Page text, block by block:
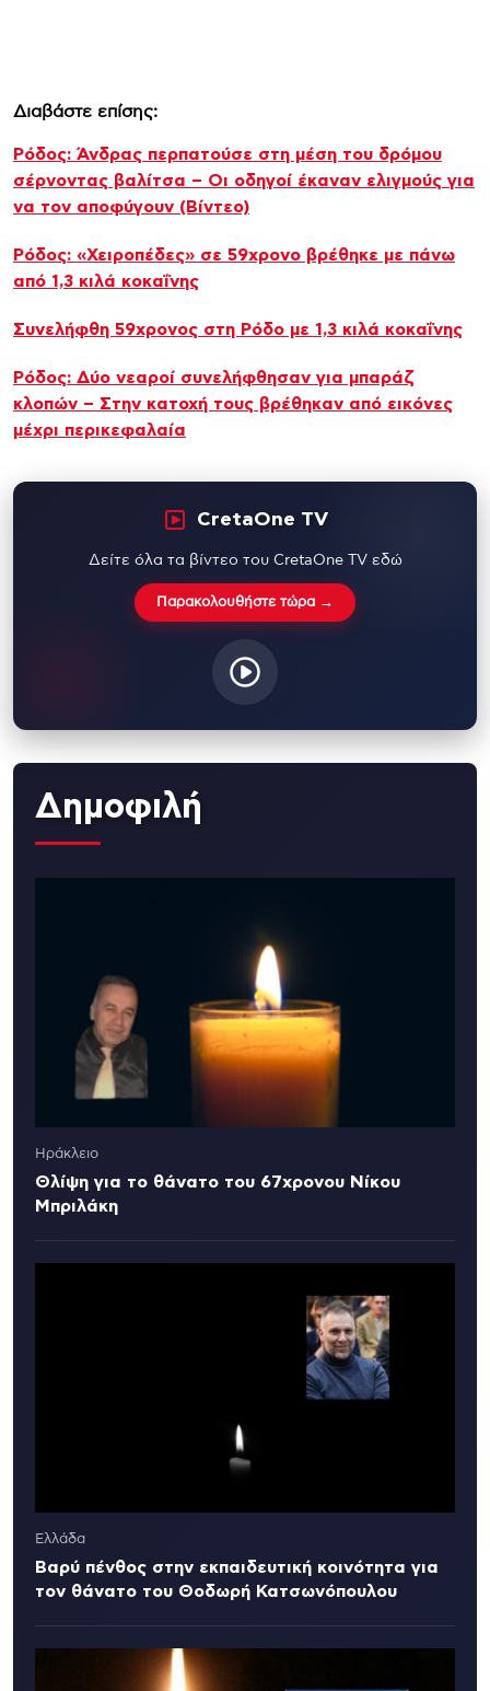
Διαβάστε επίσης:
Ρόδος: Άνδρας περπατούσε στη μέση του δρόμου
σέρνοντας βαλίτσα – Οι οδηγοί έκαναν ελιγμούς για
να τον αποφύγουν (Βίντεο)
Ρόδος: «Χειροπέδες» σε 59χρονο βρέθηκε με πάνω
από 1,3 κιλά κοκαΐνης
Συνελήφθη 59χρονος στη Ρόδο με 1,3 κιλά κοκαΐνης
Ρόδος: Δύο νεαροί συνελήφθησαν για μπαράζ
κλοπών – Στην κατοχή τους βρέθηκαν από εικόνες
μέχρι περικεφαλαία
CretaOne TV
Δείτε όλα τα βίντεο του CretaOne TV εδώ
Παρακολουθήστε τώρα →
Δημοφιλή
Ηράκλειο
Θλίψη για το θάνατο του 67χρονου Νίκου
Μπριλάκη
Ελλάδα
Βαρύ πένθος στην εκπαιδευτική κοινότητα για
τον θάνατο του Θοδωρή Κατσωνόπουλου